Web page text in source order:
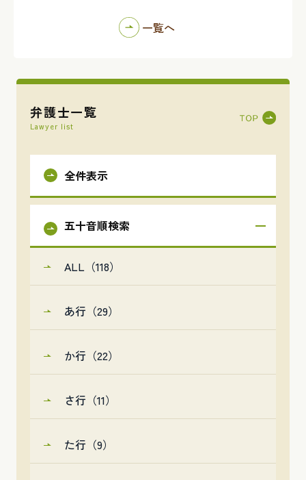
弁護士一覧
Lawyer list
全件表示
五十音順検索
ALL（118）
あ行（29）
か行（22）
さ行（11）
た行（9）
一覧へ